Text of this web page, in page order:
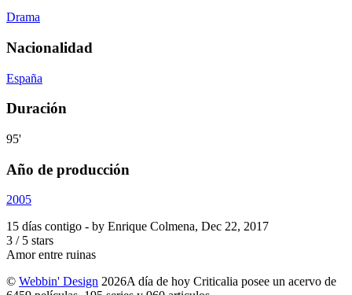
Drama
Nacionalidad
España
Duración
95'
Año de producción
2005
15 días contigo - by Enrique Colmena, Dec 22, 2017
3 / 5 stars
Amor entre ruinas
© Webbin' Design 2026A día de hoy Criticalia posee un acervo de